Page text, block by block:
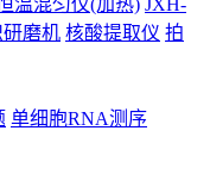
温混匀仪(加热) JXH-
磨机 核酸提取仪 拍
单细胞RNA测序